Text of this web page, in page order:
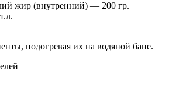
жир (внутренний) — 200 гр.
подогревая их на водяной бане.